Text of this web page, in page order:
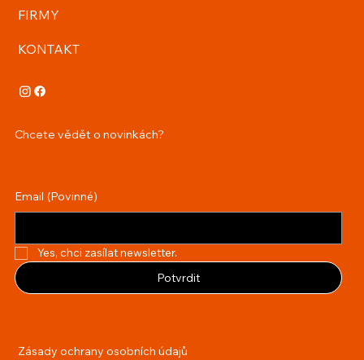
FIRMY
KONTAKT
Chcete vědět o novinkách?
Email (Povinné)
Yes, chci zasílat newsletter.
Potvrdit
Zásady ochrany osobních údajů